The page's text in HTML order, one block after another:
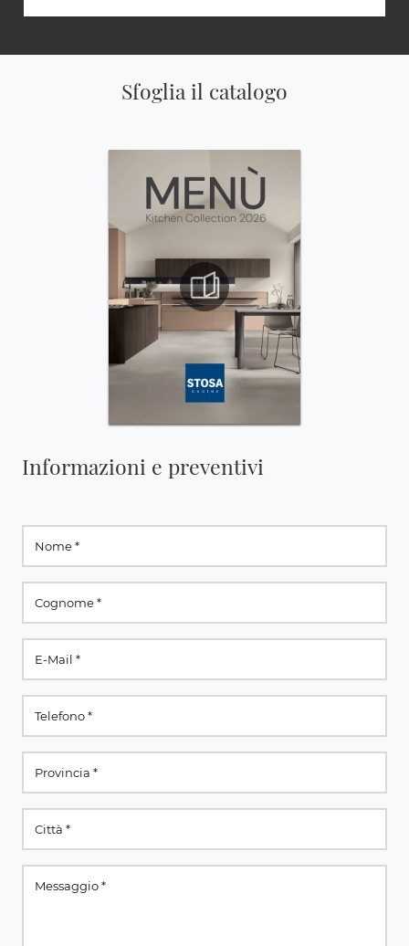
Sfoglia il catalogo
Informazioni e preventivi